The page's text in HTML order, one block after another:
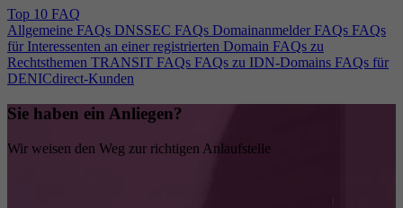
Top 10 FAQ
Allgemeine FAQs DNSSEC FAQs Domainanmelder FAQs FAQs
für Interessenten an einer registrierten Domain FAQs zu
Rechtsthemen TRANSIT FAQs FAQs zu IDN-Domains FAQs für
DENICdirect-Kunden
Sie haben ein Anliegen?
Wir weisen den Weg zur richtigen Anlaufstelle